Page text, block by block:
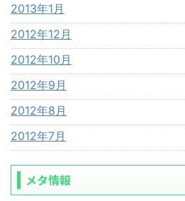
2013年1月
2012年12月
2012年10月
2012年9月
2012年8月
2012年7月
メタ情報